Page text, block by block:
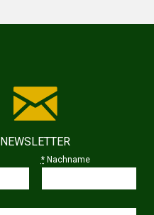
NEWSLETTER
*Nachname